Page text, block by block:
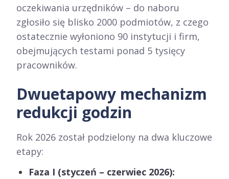
oczekiwania urzędników – do naboru
zgłosiło się blisko 2000 podmiotów, z czego
ostatecznie wyłoniono 90 instytucji i firm,
obejmujących testami ponad 5 tysięcy
pracowników.
Dwuetapowy mechanizm
redukcji godzin
Rok 2026 został podzielony na dwa kluczowe
etapy:
Faza I (styczeń – czerwiec 2026):